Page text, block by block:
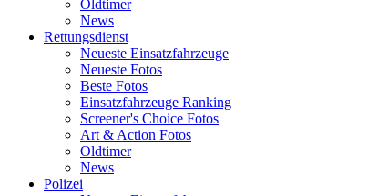
Oldtimer
News
Rettungsdienst
Neueste Einsatzfahrzeuge
Neueste Fotos
Beste Fotos
Einsatzfahrzeuge Ranking
Screener's Choice Fotos
Art & Action Fotos
Oldtimer
News
Polizei